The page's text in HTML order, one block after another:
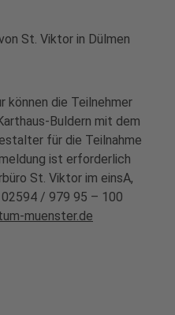
St. Viktor in Dülmen
können die Teilnehmer
Buldern mit dem
für die Teilnahme
ist erforderlich
St. Viktor im einsA,
/ 979 95 – 100
muenster.de